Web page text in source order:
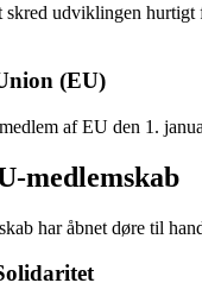
skred udviklingen
(EU)
af EU den 1.
medlemskab
har åbnet døre til